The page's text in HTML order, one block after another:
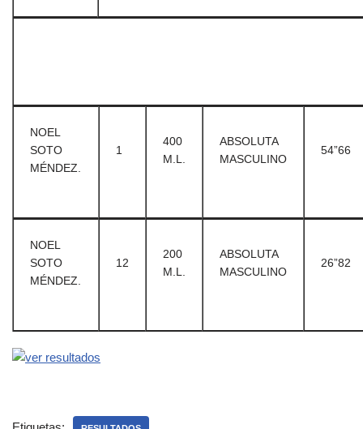
NOEL
SOTO
MÉNDEZ.
1
400
M.L.
ABSOLUTA
MASCULINO
54”66
NOEL
SOTO
MÉNDEZ.
12
200
M.L.
ABSOLUTA
MASCULINO
26”82